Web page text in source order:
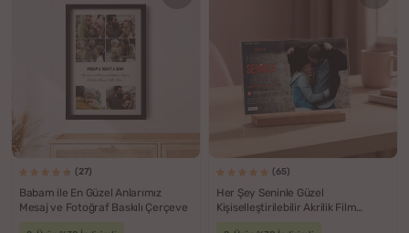
(27)
Babam ile En Güzel Anlarımız
Mesaj ve Fotoğraf Baskılı Çerçeve
(65)
Her Şey Seninle Güzel
Kişiselleştirilebilir Akrilik Film